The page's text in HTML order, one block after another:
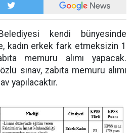
kendi bünyesinde
kadın erkek fark etmeksizin 1
memuru alımı yapacak.
sınav, zabıta memuru alımı
yapılacaktır.